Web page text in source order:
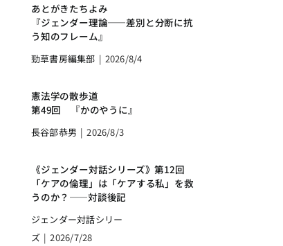
あとがきたちよみ
『ジェンダー理論――差別と分断に抗
う知のフレーム』
勁草書房編集部 | 2026/8/4
憲法学の散歩道
第49回 『かのやうに』
長谷部恭男 | 2026/8/3
《ジェンダー対話シリーズ》第12回
「ケアの倫理」は「ケアする私」を救
うのか？――対談後記
ジェンダー対話シリー
ズ | 2026/7/28